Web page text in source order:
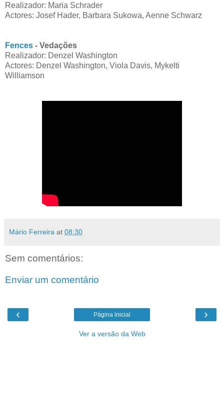
Realizador: Maria Schrader
Actores: Josef Hader, Barbara Sukowa, Aenne Schwarz
Fences - Vedações
Realizador: Denzel Washington
Actores: Denzel Washington, Viola Davis, Mykelti
Williamson
Mário Ferreira at 08:30
Sem comentários:
Enviar um comentário
‹ ›
Página inicial
Ver a versão da Web